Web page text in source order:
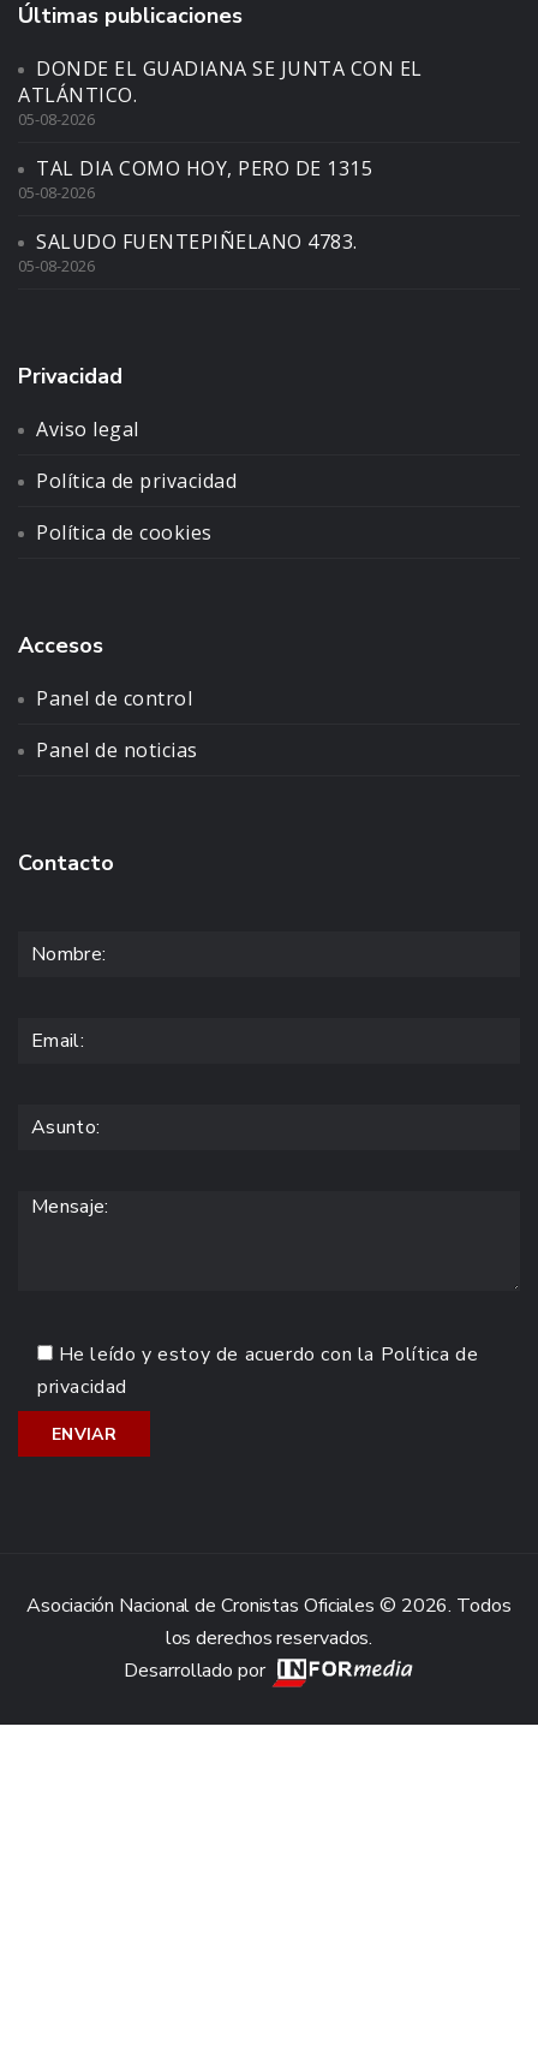
Últimas publicaciones
DONDE EL GUADIANA SE JUNTA CON EL
ATLÁNTICO.
05-08-2026
TAL DIA COMO HOY, PERO DE 1315
05-08-2026
SALUDO FUENTEPIÑELANO 4783.
05-08-2026
Privacidad
Aviso legal
Política de privacidad
Política de cookies
Accesos
Panel de control
Panel de noticias
Contacto
He leído y estoy de acuerdo con la Política de
privacidad
Asociación Nacional de Cronistas Oficiales © 2026. Todos
los derechos reservados.
Desarrollado por